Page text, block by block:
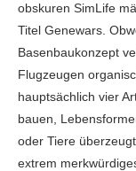
obskuren SimLife
Titel Genewars.
Basenbaukonzept
Flugzeugen
hauptsächlich vier
bauen,
oder Tiere
extrem